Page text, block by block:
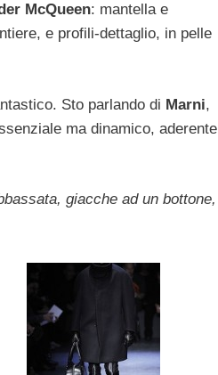
McQueen: mantella e
e profili-dettaglio, in pelle
Sto parlando di Marni,
ma dinamico, aderente
giacche ad un bottone,